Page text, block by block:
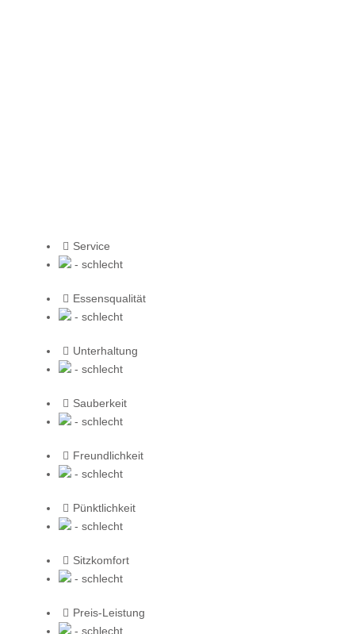
Service
- schlecht
Essensqualität
- schlecht
Unterhaltung
- schlecht
Sauberkeit
- schlecht
Freundlichkeit
- schlecht
Pünktlichkeit
- schlecht
Sitzkomfort
- schlecht
Preis-Leistung
- schlecht